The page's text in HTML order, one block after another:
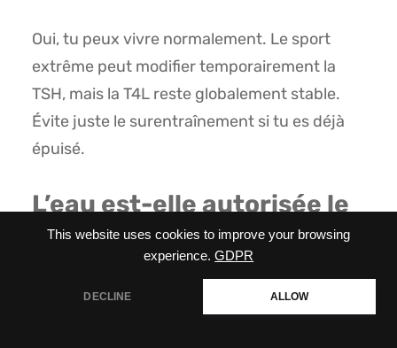
This website uses cookies to improve your browsing
experience. GDPR
DECLINE ALLOW
Oui, tu peux vivre normalement. Le sport
extrême peut modifier temporairement la
TSH, mais la T4L reste globalement stable.
Évite juste le surentraînement si tu es déjà
épuisé.
L’eau est-elle autorisée le
matin du test ?
Absolument ! Boire un ou deux grands verres
d’eau plate facilite même le travail de